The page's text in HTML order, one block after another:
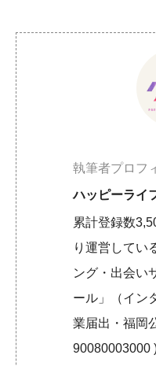
執筆者プロフ
ハッピーライ
累計登録数
り運営してい
ング・出会い
ール」（イン
業届出・福岡
90080003000